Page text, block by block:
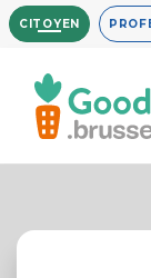
Aller
au
contenu
principal
CITOYEN